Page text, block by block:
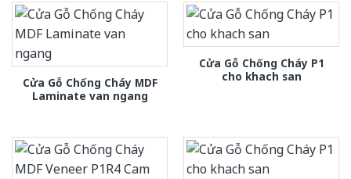
Cửa Gỗ Chống Cháy MDF
Laminate van ngang
Cửa Gỗ Chống Cháy P1
cho khach san